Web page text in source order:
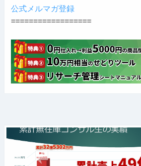
公式メルマガ登録
==================